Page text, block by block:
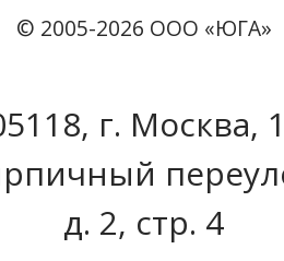
© 2005-2026 ООО «ЮГА»
г. Москва,
д. 2, стр. 4